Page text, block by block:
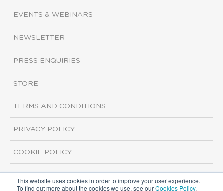
This website uses cookies in order to improve your user experience.
To find out more about the cookies we use, see ourCookies Policy.
EVENTS & WEBINARS
NEWSLETTER
PRESS ENQUIRIES
STORE
TERMS AND CONDITIONS
PRIVACY POLICY
COOKIE POLICY
Copyright ©2026 ISI Markets. All rights reserved.